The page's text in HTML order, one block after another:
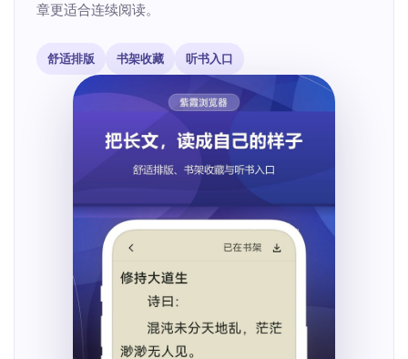
章更适合连续阅读。
舒适排版 书架收藏 听书入口